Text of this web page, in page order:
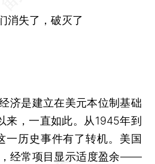
失了，破灭了
是建立在美元本位制基础
来，一直如此。从1945年到
一历史事件有了转机。美国
经常项目显示适度盈余——